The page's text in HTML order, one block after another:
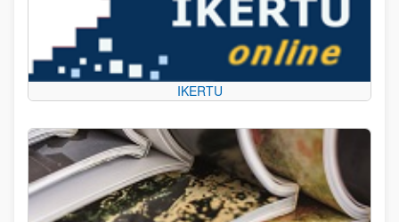
IKERTU